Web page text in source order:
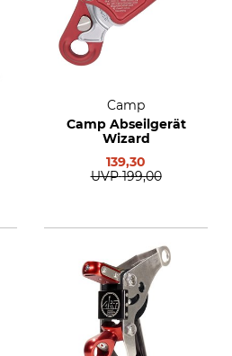
Camp
Camp Abseilgerät
Wizard
139,30
UVP 199,00